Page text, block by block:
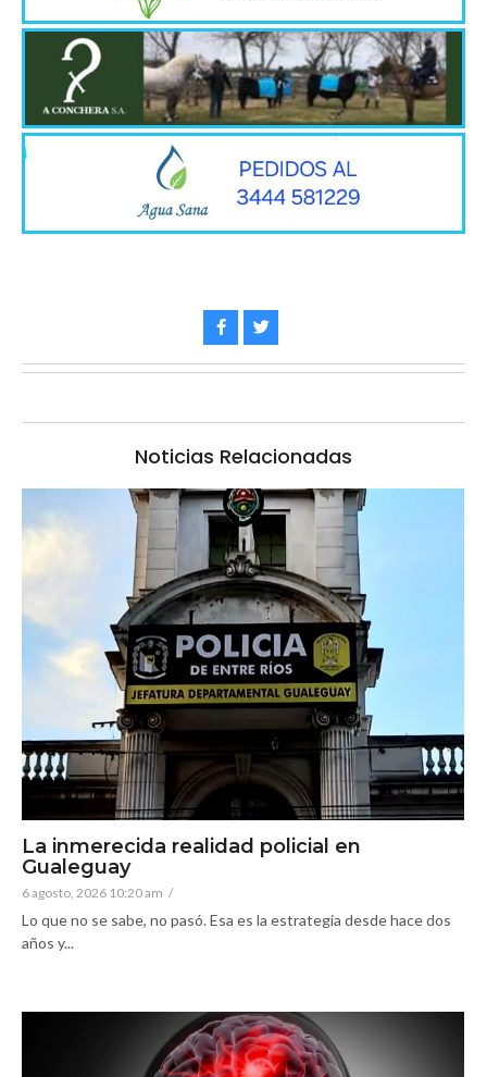
Noticias Relacionadas
La inmerecida realidad policial en
Gualeguay
6 agosto, 2026 10:20 am /
Lo que no se sabe, no pasó. Esa es la estrategia desde hace dos
años y...